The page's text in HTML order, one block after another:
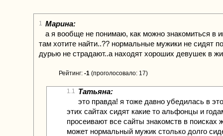
1 Марина:
а я вообще не понимаю, как можно знакомиться в
там хотите найти..?? нормальные мужики не сидят
дурью не страдают..а находят хороших девушек в
Рейтинг: -1 (проголосовало: 17)
1.1 Татьяна:
это правда! я тоже давно убедилась в
этих сайтах сидят какие то альфонцы и
просеивают все сайты знакомств в поисках
может нормальный мужик столько долго